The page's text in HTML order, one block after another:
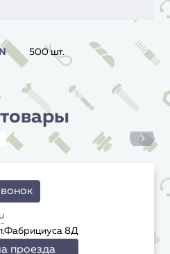
500 шт.
8Д
проезда